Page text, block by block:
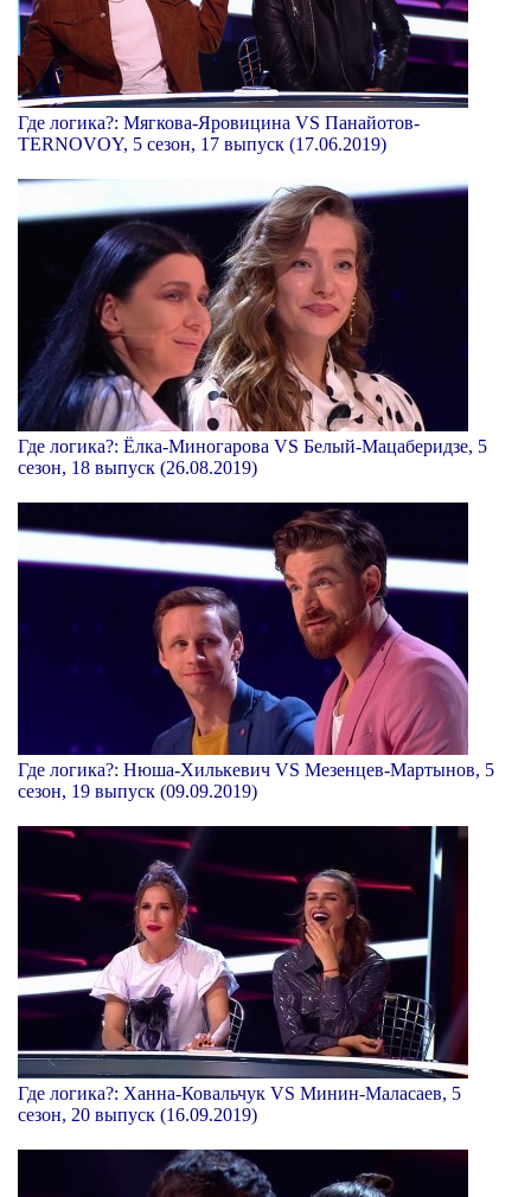
Где логика?: Мягкова-Яровицина VS Панайотов-
TERNOVOY, 5 сезон, 17 выпуск (17.06.2019)
Где логика?: Ёлка-Миногарова VS Белый-Мацаберидзе, 5
сезон, 18 выпуск (26.08.2019)
Где логика?: Нюша-Хилькевич VS Мезенцев-Мартынов, 5
сезон, 19 выпуск (09.09.2019)
Где логика?: Ханна-Ковальчук VS Минин-Маласаев, 5
сезон, 20 выпуск (16.09.2019)